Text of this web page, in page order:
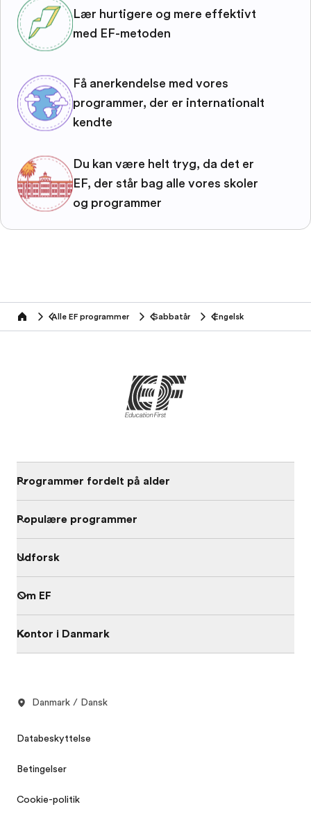
Lær hurtigere og mere effektivt
med EF-metoden
Få anerkendelse med vores
programmer, der er internationalt
kendte
Du kan være helt tryg, da det er
EF, der står bag alle vores skoler
og programmer
home Alle EF programmer Sabbatår Engelsk
Programmer fordelt på alder
Populære programmer
Udforsk
Om EF
Kontor i Danmark
Danmark / Dansk
Databeskyttelse
Betingelser
Cookie-politik